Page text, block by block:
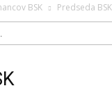
BSK Predseda BSK